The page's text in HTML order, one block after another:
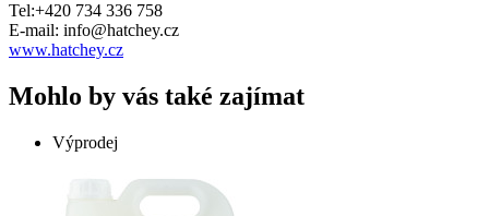
Tel:+420 734 336 758
E-mail: info@hatchey.cz
www.hatchey.cz
Mohlo by vás také zajímat
Výprodej